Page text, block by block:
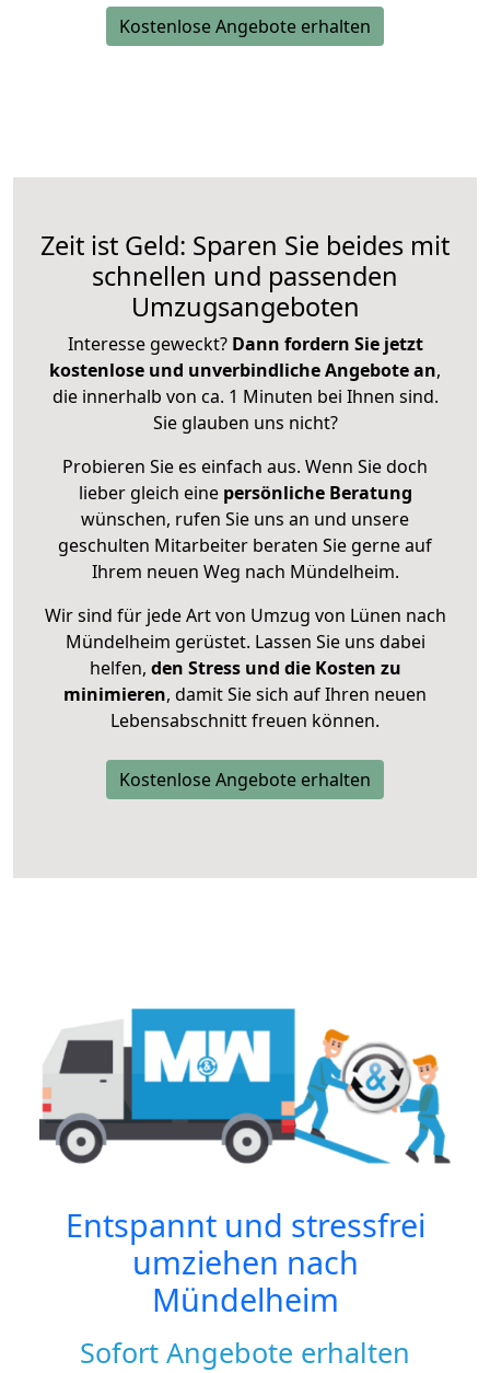
Kostenlose Angebote erhalten
Zeit ist Geld: Sparen Sie beides mit
schnellen und passenden
Umzugsangeboten
Interesse geweckt? Dann fordern Sie jetzt
kostenlose und unverbindliche Angebote an,
die innerhalb von ca. 1 Minuten bei Ihnen sind.
Sie glauben uns nicht?
Probieren Sie es einfach aus. Wenn Sie doch
lieber gleich eine persönliche Beratung
wünschen, rufen Sie uns an und unsere
geschulten Mitarbeiter beraten Sie gerne auf
Ihrem neuen Weg nach Mündelheim.
Wir sind für jede Art von Umzug von Lünen nach
Mündelheim gerüstet. Lassen Sie uns dabei
helfen, den Stress und die Kosten zu
minimieren, damit Sie sich auf Ihren neuen
Lebensabschnitt freuen können.
Kostenlose Angebote erhalten
Entspannt und stressfrei
umziehen nach
Mündelheim
Sofort Angebote erhalten